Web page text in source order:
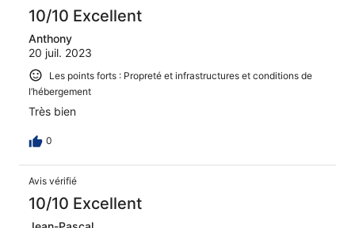
10/10 Excellent
Anthony
20 juil. 2023
Les points forts : Propreté et infrastructures et conditions de
l’hébergement
Très bien
0
Avis vérifié
10/10 Excellent